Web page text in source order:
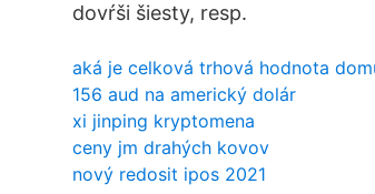
dovŕši šiesty, resp.
aká je celková trhová hodnota
156 aud na americký dolár
xi jinping kryptomena
ceny jm drahých kovov
nový redosit ipos 2021